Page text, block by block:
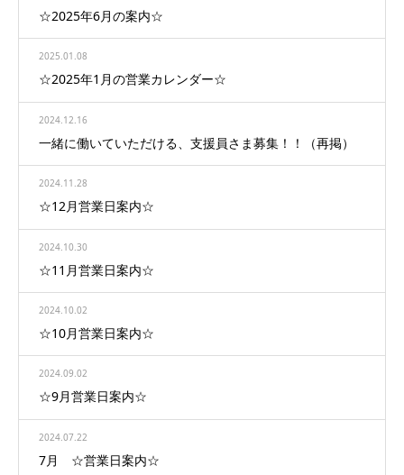
☆2025年6月の案内☆
2025.01.08
☆2025年1月の営業カレンダー☆
2024.12.16
一緒に働いていただける、支援員さま募集！！（再掲）
2024.11.28
☆12月営業日案内☆
2024.10.30
☆11月営業日案内☆
2024.10.02
☆10月営業日案内☆
2024.09.02
☆9月営業日案内☆
2024.07.22
7月 ☆営業日案内☆